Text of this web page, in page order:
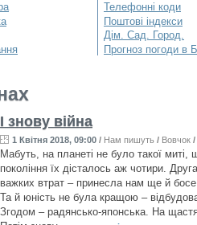
Телефонні коди
Поштові індекси
Дім. Сад. Город.
Прогноз погоди в
І знову війна
1 Квітня 2018, 09:00 / Нам пишуть / Вовчок /
Мабуть, на планеті не було такої
покоління їх дісталось аж чотири.
важких втрат – принесла нам ще й
Та й юність не була кращою –
Згодом – радянсько-японська. На